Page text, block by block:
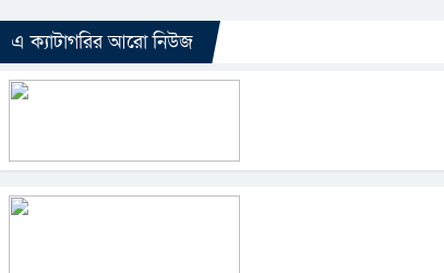
এ ক্যাটাগরির আরো নিউজ